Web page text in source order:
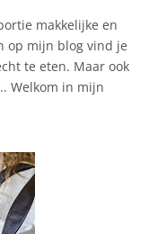
makkelijke en
op mijn blog vind je
te eten. Maar ook
Welkom in mijn